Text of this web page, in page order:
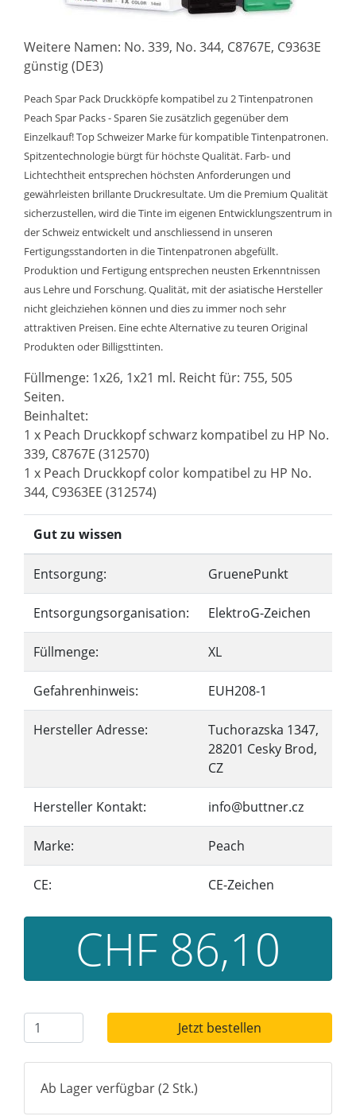
Weitere Namen: No. 339, No. 344, C8767E, C9363E
günstig (DE3)
Peach Spar Pack Druckköpfe kompatibel zu 2 Tintenpatronen
Peach Spar Packs - Sparen Sie zusätzlich gegenüber dem
Einzelkauf! Top Schweizer Marke für kompatible Tintenpatronen.
Spitzentechnologie bürgt für höchste Qualität. Farb- und
Lichtechtheit entsprechen höchsten Anforderungen und
gewährleisten brillante Druckresultate. Um die Premium Qualität
sicherzustellen, wird die Tinte im eigenen Entwicklungszentrum in
der Schweiz entwickelt und anschliessend in unseren
Fertigungsstandorten in die Tintenpatronen abgefüllt.
Produktion und Fertigung entsprechen neusten Erkenntnissen
aus Lehre und Forschung. Qualität, mit der asiatische Hersteller
nicht gleichziehen können und dies zu immer noch sehr
attraktiven Preisen. Eine echte Alternative zu teuren Original
Produkten oder Billigsttinten.
Füllmenge: 1x26, 1x21 ml. Reicht für: 755, 505
Seiten.
Beinhaltet:
1 x Peach Druckkopf schwarz kompatibel zu HP No.
339, C8767E (312570)
1 x Peach Druckkopf color kompatibel zu HP No.
344, C9363EE (312574)
Gut zu wissen
Entsorgung: GruenePunkt
Entsorgungsorganisation: ElektroG-Zeichen
Füllmenge: XL
Gefahrenhinweis: EUH208-1
Hersteller Adresse:
Tuchorazska 1347,
28201 Cesky Brod,
CZ
Hersteller Kontakt: info@buttner.cz
Marke: Peach
CE: CE-Zeichen
CHF 86,10
Jetzt bestellen
Ab Lager verfügbar (2 Stk.)